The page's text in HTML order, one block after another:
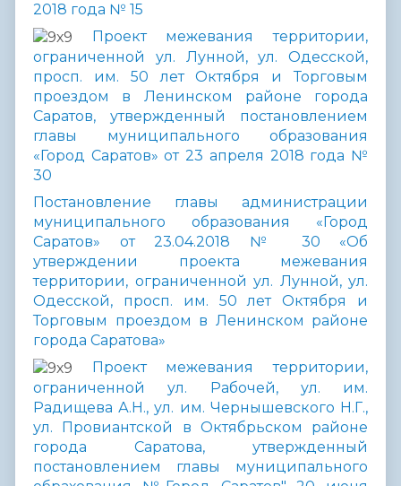
2018 года № 15
Проект межевания территории,
ограниченной ул. Лунной, ул. Одесской,
просп. им. 50 лет Октября и Торговым
проездом в Ленинском районе города
Саратов, утвержденный постановлением
главы муниципального образования
«Город Саратов» от 23 апреля 2018 года №
30
Постановление главы администрации
муниципального образования «Город
Саратов» от 23.04.2018 № 30 «Об
утверждении проекта межевания
территории, ограниченной ул. Лунной, ул.
Одесской, просп. им. 50 лет Октября и
Торговым проездом в Ленинском районе
города Саратова»
Проект межевания территории,
ограниченной ул. Рабочей, ул. им.
Радищева А.Н., ул. им. Чернышевского Н.Г.,
ул. Провиантской в Октябрьском районе
города Саратова, утвержденный
постановлением главы муниципального